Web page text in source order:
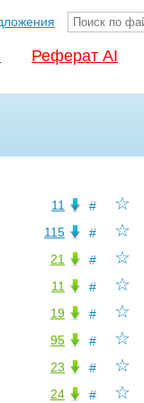
Реферат AI
☆
#
11
☆
#
115
☆
#
21
☆
#
11
☆
#
19
☆
#
95
☆
#
23
☆
#
24